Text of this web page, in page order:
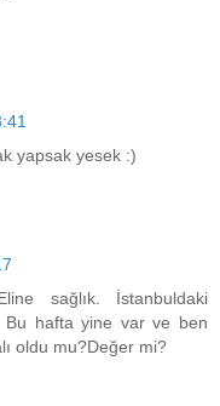
yapsak yesek :)
sağlık. İstanbuldaki
Bu hafta yine var ve ben
oldu mu?Değer mi?